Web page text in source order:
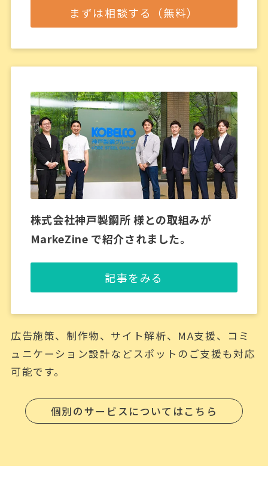
まずは相談する（無料）
株式会社神戸製鋼所 様との取組みが
MarkeZine で紹介されました。
記事をみる
広告施策、制作物、サイト解析、MA支援、コミ
ュニケーション設計などスポットのご支援も対応
可能です。
個別のサービスについてはこちら